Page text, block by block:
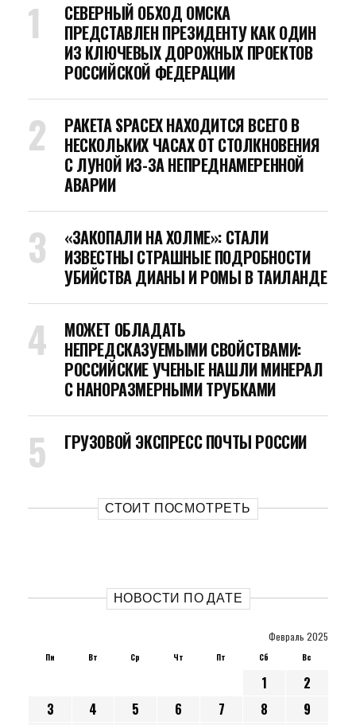
СЕВЕРНЫЙ ОБХОД ОМСКА
ПРЕДСТАВЛЕН ПРЕЗИДЕНТУ КАК ОДИН
ИЗ КЛЮЧЕВЫХ ДОРОЖНЫХ ПРОЕКТОВ
РОССИЙСКОЙ ФЕДЕРАЦИИ
РАКЕТА SPACEX НАХОДИТСЯ ВСЕГО В
НЕСКОЛЬКИХ ЧАСАХ ОТ СТОЛКНОВЕНИЯ
С ЛУНОЙ ИЗ-ЗА НЕПРЕДНАМЕРЕННОЙ
АВАРИИ
«ЗАКОПАЛИ НА ХОЛМЕ»: СТАЛИ
ИЗВЕСТНЫ СТРАШНЫЕ ПОДРОБНОСТИ
УБИЙСТВА ДИАНЫ И РОМЫ В ТАИЛАНДЕ
МОЖЕТ ОБЛАДАТЬ
НЕПРЕДСКАЗУЕМЫМИ СВОЙСТВАМИ:
РОССИЙСКИЕ УЧЕНЫЕ НАШЛИ МИНЕРАЛ
С НАНОРАЗМЕРНЫМИ ТРУБКАМИ
ГРУЗОВОЙ ЭКСПРЕСС ПОЧТЫ РОССИИ
СТОИТ ПОСМОТРЕТЬ
НОВОСТИ ПО ДАТЕ
Февраль 2025
Пн Вт Ср Чт Пт Сб Вс
1
2
3
4 5 6 7 8
9